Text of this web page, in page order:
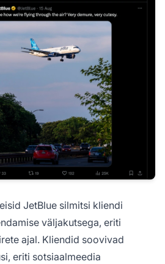
JetBlue silmitsi kliendi
väljakutsega, eriti
ajal. Kliendid soovivad
eriti sotsiaalmeedia